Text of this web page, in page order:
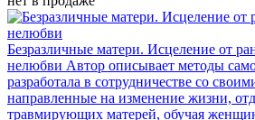
Безразличные матери. Исцеление от
нелюбви Автор описывает методы
разработала в сотрудничестве со
направленные на изменение жизни,
травмирующих матерей, обучая